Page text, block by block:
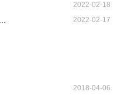
2022-02-18
2022-02-17
2018-04-06